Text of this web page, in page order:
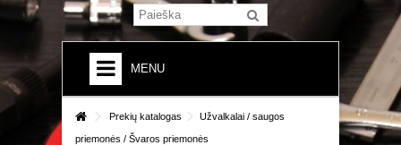
MENU
PREKIŲ KATALOGAS
Prekių katalogas Užvalkalai / saugos
priemonės / Švaros priemonės